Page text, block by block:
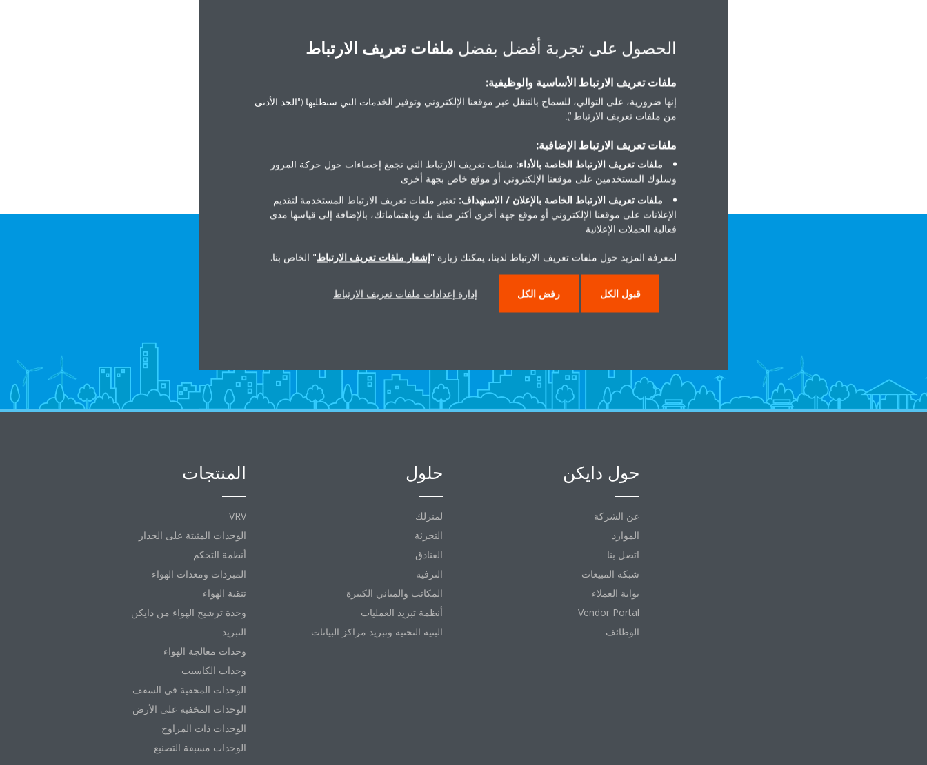
Khazan Street. 18, Dammam Saudi Arabia
Dammam
+966 13 827 4115
هل تريد مساعدة؟
المنتجات
VRV
الوحدات المثبتة على الجدار
أنظمة التحكم
المبردات ومعدات الهواء
تنقية الهواء
وحدة ترشيح الهواء من دايكن
التبريد
وحدات معالجة الهواء
وحدات الكاسيت
الوحدات المخفية في السقف
الوحدات المخفية على الأرض
الوحدات ذات المراوح
الوحدات مسبقة التصنيع
حلول
لمنزلك
التجزئة
الفنادق
الترفيه
المكاتب والمباني الكبيرة
أنظمة تبريد العمليات
البنية التحتية وتبريد مراكز البيانات
حول دايكن
عن الشركة
الموارد
اتصل بنا
شبكة المبيعات
بوابة العملاء
Vendor Portal
الوظائف
الحصول على تجربة أفضل بفضل ملفات تعريف الارتباط
ملفات تعريف الارتباط الأساسية والوظيفية:
إنها ضرورية، على التوالي، للسماح بالتنقل عبر موقعنا الإلكتروني وتوفير الخدمات التي ستطلبها ("الحد الأدنى
من ملفات تعريف الارتباط").
ملفات تعريف الارتباط الإضافية:
ملفات تعريف الارتباط الخاصة بالأداء: ملفات تعريف الارتباط التي تجمع إحصاءات حول حركة المرور
وسلوك المستخدمين على موقعنا الإلكتروني أو موقع خاص بجهة أخرى
ملفات تعريف الارتباط الخاصة بالإعلان / الاستهداف: تعتبر ملفات تعريف الارتباط المستخدمة لتقديم
الإعلانات على موقعنا الإلكتروني أو موقع جهة أخرى أكثر صلة بك وباهتماماتك، بالإضافة إلى قياسها مدى
فعالية الحملات الإعلانية
لمعرفة المزيد حول ملفات تعريف الارتباط لدينا، يمكنك زيارة "إشعار ملفات تعريف الارتباط" الخاص بنا.
قبول الكل رفض الكل إدارة إعدادات ملفات تعريف الارتباط